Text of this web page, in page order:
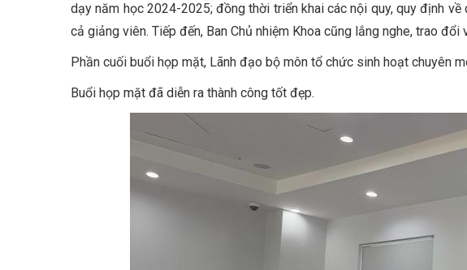
dạy năm học 2024-2025; đồng thời triển khai các nội quy, quy định
cả giảng viên. Tiếp đến, Ban Chủ nhiệm Khoa cũng lắng nghe, trao
Phần cuối buổi họp mặt, Lãnh đạo bộ môn tổ chức sinh hoạt chuyên
Buổi họp mặt đã diễn ra thành công tốt đẹp.